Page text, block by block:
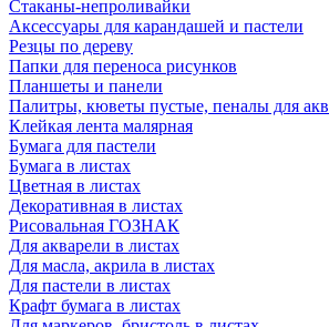
Стаканы-непроливайки
Аксессуары для карандашей и пастели
Резцы по дереву
Папки для переноса рисунков
Планшеты и панели
Палитры, кюветы пустые, пеналы для
Клейкая лента малярная
Бумага для пастели
Бумага в листах
Цветная в листах
Декоративная в листах
Рисовальная ГОЗНАК
Для акварели в листах
Для масла, акрила в листах
Для пастели в листах
Крафт бумага в листах